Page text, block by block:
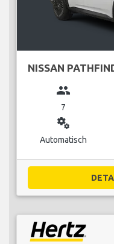
NISSAN
group
7
miscellaneous_services
Automatisch